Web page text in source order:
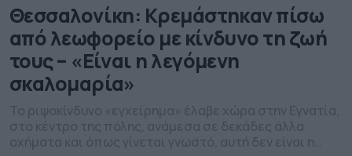
Θεσσαλονίκη: Κρεμάστηκαν πίσω
από λεωφορείο με κίνδυνο τη ζωή
τους – «Είναι η λεγόμενη
σκαλομαρία»